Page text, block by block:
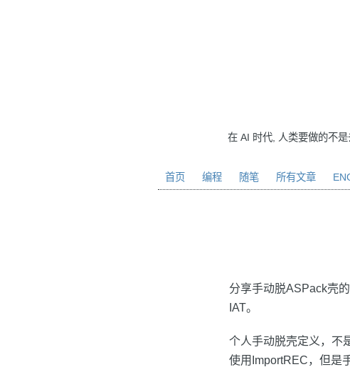
在 AI 时代, 人类要做的不
首页 编程 随笔 所有文章
分享手动脱ASPack壳
IAT。
个人手动脱壳定义，不
使用ImportREC，但是